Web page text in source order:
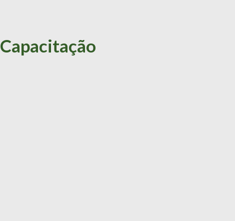
Capacitação